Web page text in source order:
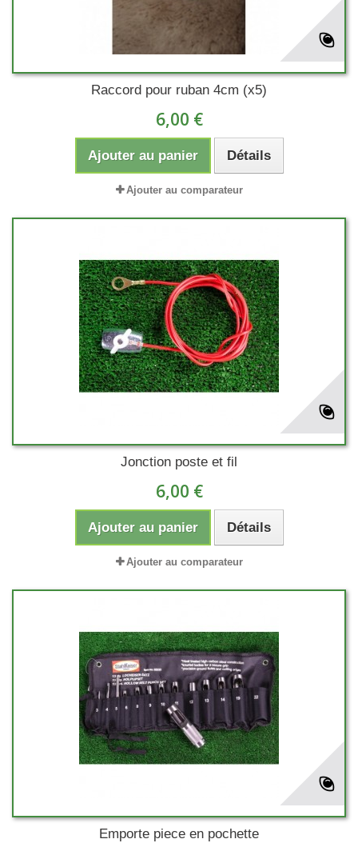
Raccord pour ruban 4cm (x5)
6,00 €
Ajouter au panier Détails
Ajouter au comparateur
Jonction poste et fil
6,00 €
Ajouter au panier Détails
Ajouter au comparateur
Emporte piece en pochette